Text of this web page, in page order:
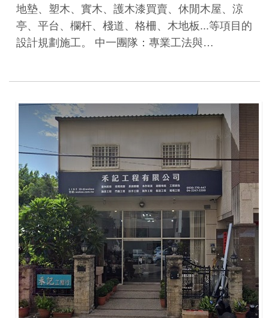
地墊、塑木、實木、護木漆買賣、休閒木屋、涼
亭、平台、欄杆、棧道、格柵、木地板...等項目的
設計規劃施工。 中一團隊：專業工法與…